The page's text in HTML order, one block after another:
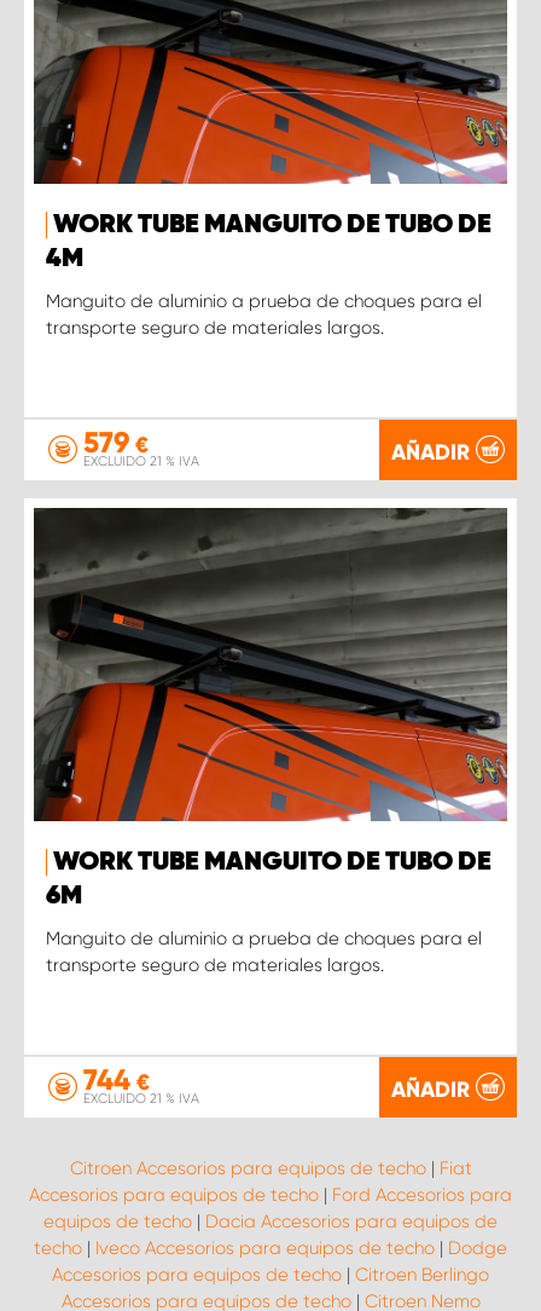
WORK TUBE MANGUITO DE TUBO DE
4M
Manguito de aluminio a prueba de choques para el
transporte seguro de materiales largos.
579 €
EXCLUIDO 21 % IVA AÑADIR
WORK TUBE MANGUITO DE TUBO DE
6M
Manguito de aluminio a prueba de choques para el
transporte seguro de materiales largos.
744 €
EXCLUIDO 21 % IVA AÑADIR
Citroen Accesorios para equipos de techo| Fiat
Accesorios para equipos de techo | Ford Accesorios para
equipos de techo | Dacia Accesorios para equipos de
techo | Iveco Accesorios para equipos de techo | Dodge
Accesorios para equipos de techo | Citroen Berlingo
Accesorios para equipos de techo| Citroen Nemo